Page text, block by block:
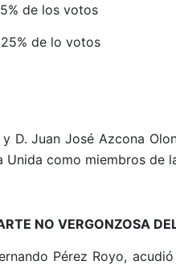
de los votos
de lo votos
D. Juan José Azcona
como miembros de
NO VERGONZOSA
Pérez Royo,